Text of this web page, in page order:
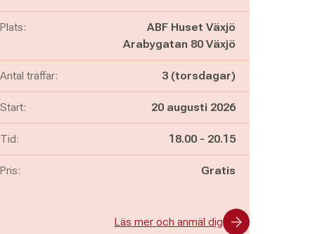
Plats:
ABF Huset Växjö
Arabygatan 80 Växjö
Antal träffar: 3 (torsdagar)
Start: 20 augusti 2026
Tid: Pågår mellan
18.00 - och
20.15
Pris: Gratis
Läs mer och anmäl dig